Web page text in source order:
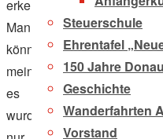
Steuerschule
Ehrentafel
150 Jahre
Geschichte
Wanderfahrten
Vorstand
erkennen.
Man
könnte
meinen,
es
wurde